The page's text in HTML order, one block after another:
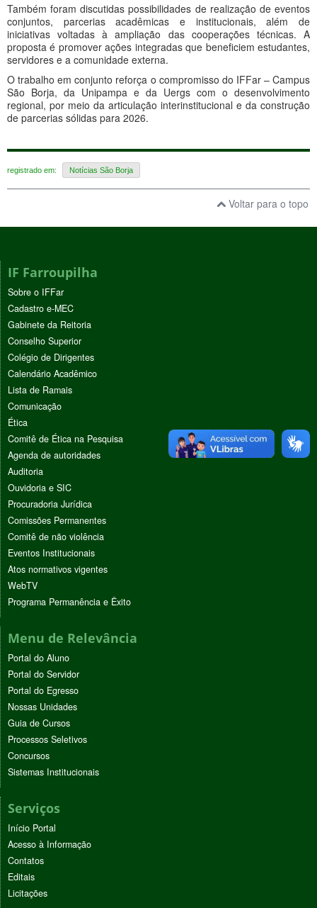
Também foram discutidas possibilidades de realização de eventos
conjuntos, parcerias acadêmicas e institucionais, além de
iniciativas voltadas à ampliação das cooperações técnicas. A
proposta é promover ações integradas que beneficiem estudantes,
servidores e a comunidade externa.
O trabalho em conjunto reforça o compromisso do IFFar – Campus
São Borja, da Unipampa e da Uergs com o desenvolvimento
regional, por meio da articulação interinstitucional e da construção
de parcerias sólidas para 2026.
registrado em: Notícias São Borja
Voltar para o topo
IF Farroupilha
Sobre o IFFar
Cadastro e-MEC
Gabinete da Reitoria
Conselho Superior
Colégio de Dirigentes
Calendário Acadêmico
Lista de Ramais
Comunicação
Ética
Comitê de Ética na Pesquisa
Agenda de autoridades
Auditoria
Ouvidoria e SIC
Procuradoria Jurídica
Comissões Permanentes
Comitê de não violência
Eventos Institucionais
Atos normativos vigentes
WebTV
Programa Permanência e Êxito
Menu de Relevância
Portal do Aluno
Portal do Servidor
Portal do Egresso
Nossas Unidades
Guia de Cursos
Processos Seletivos
Concursos
Sistemas Institucionais
Serviços
Início Portal
Acesso à Informação
Contatos
Editais
Licitações